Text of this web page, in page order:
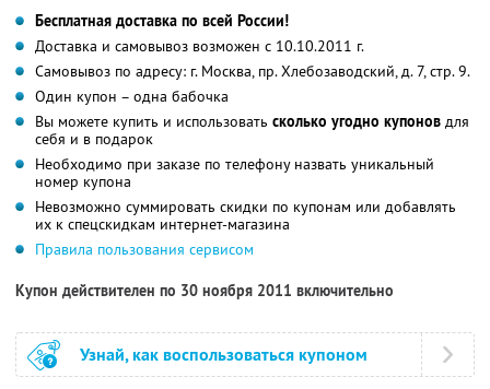
Бесплатная доставка по всей России!
Доставка и самовывоз возможен с 10.10.2011 г.
Самовывоз по адресу: г. Москва, пр. Хлебозаводский, д. 7, стр. 9.
Один купон – одна бабочка
Вы можете купить и использовать сколько угодно купонов для
себя и в подарок
Необходимо при заказе по телефону назвать уникальный
номер купона
Невозможно суммировать скидки по купонам или добавлять
их к спецскидкам интернет-магазина
Правила пользования сервисом
Купон действителен по 30 ноября 2011 включительно
Узнай, как воспользоваться купоном